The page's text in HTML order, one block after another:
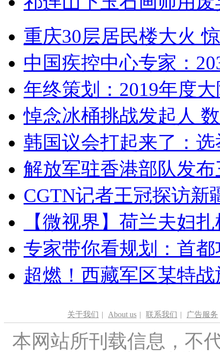
重庆30层居民楼大火
中国疾控中心专家：
年终策划：2019年度
悼念冰桶挑战发起人
韩国议会打起来了：
解放军驻香港部队发
CGTN记者王冠探访新
【微视界】荷兰夫妇
专家带你看规划：首
超燃！西藏军区某特
关于我们 | About us | 联系我们 | 广告服务
本网站所刊载信息，不